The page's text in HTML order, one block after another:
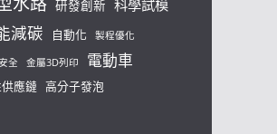
研發創新 科學試模
減碳 自動化 製程優化
全 金屬3D列印 電動車
應鏈 高分子發泡